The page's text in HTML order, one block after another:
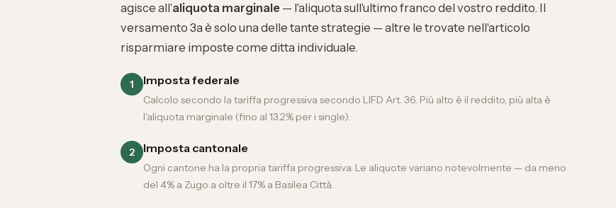
agisce all'aliquota marginale — l'aliquota sull'ultimo franco del vostro reddito. Il
versamento 3a è solo una delle tante strategie — altre le trovate nell'articolo
risparmiare imposte come ditta individuale.
1 Imposta federale
Calcolo secondo la tariffa progressiva secondo LIFD Art. 36. Più alto è il reddito, più alta è
l'aliquota marginale (fino al 13.2% per i single).
2 Imposta cantonale
Ogni cantone ha la propria tariffa progressiva. Le aliquote variano notevolmente — da meno
del 4% a Zugo a oltre il 17% a Basilea Città.